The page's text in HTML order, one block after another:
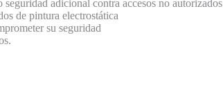
adicional contra accesos no autorizados
de pintura electrostática
su seguridad